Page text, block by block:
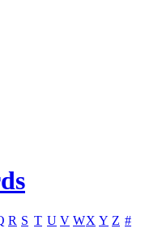
R S T U V WX Y Z #